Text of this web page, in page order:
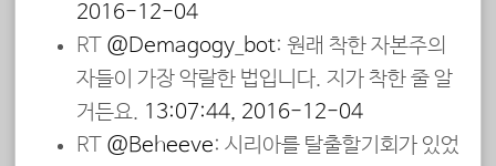
2016-12-04
RT @Demagogy_bot: 원래 착한 자본주의
자들이 가장 악랄한 법입니다. 지가 착한 줄 알
거든요. 13:07:44, 2016-12-04
RT @Beheeve: 시리아를 탈출할기회가 있었